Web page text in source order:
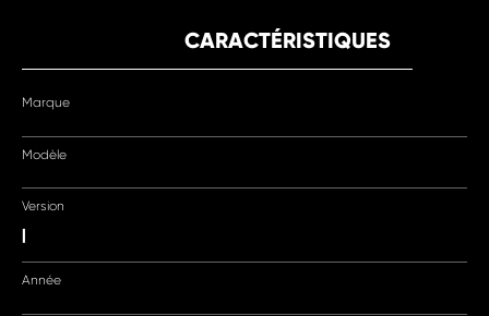
CARACTÉRISTIQUES
Marque
Modèle
Version
|
Année